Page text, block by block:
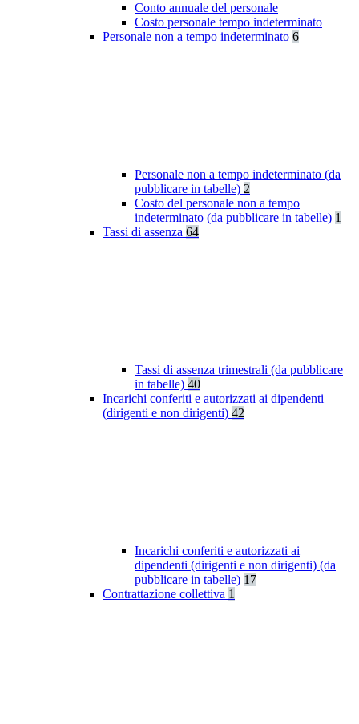
Conto annuale del personale
Costo personale tempo indeterminato
Personale non a tempo indeterminato 6
Personale non a tempo indeterminato (da
pubblicare in tabelle) 2
Costo del personale non a tempo
indeterminato (da pubblicare in tabelle) 1
Tassi di assenza 64
Tassi di assenza trimestrali (da pubblicare
in tabelle) 40
Incarichi conferiti e autorizzati ai dipendenti
(dirigenti e non dirigenti) 42
Incarichi conferiti e autorizzati ai
dipendenti (dirigenti e non dirigenti) (da
pubblicare in tabelle) 17
Contrattazione collettiva 1